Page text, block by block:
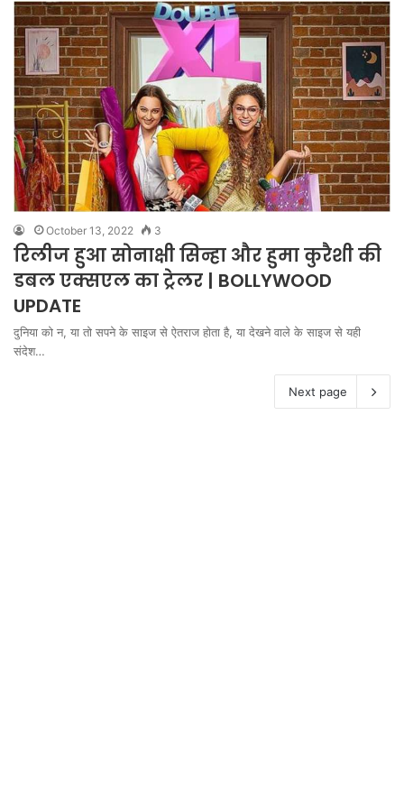
October 13, 2022 3
रिलीज हुआ सोनाक्षी सिन्हा और हुमा कुरैशी की
डबल एक्सएल का ट्रेलर | BOLLYWOOD
UPDATE
दुनिया को न, या तो सपने के साइज से ऐतराज होता है, या देखने वाले के साइज से यही
संदेश…
Next page